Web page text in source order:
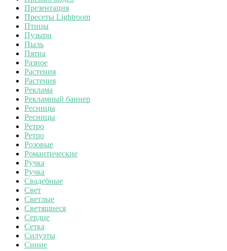
Презентация
Пресеты Lightroom
Птицы
Пузыри
Пыль
Пятна
Разное
Растения
Растения
Реклама
Рекламный баннер
Ресницы
Ресницы
Ретро
Ретро
Розовые
Романтические
Ручка
Ручка
Свадебные
Свет
Светлые
Светящиеся
Сердце
Сетка
Силуэты
Синие